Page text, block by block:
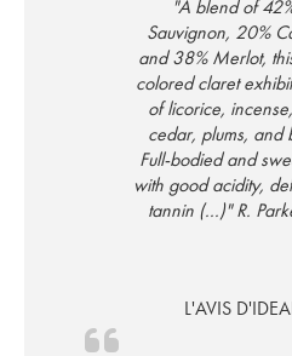
"A blend of
Sauvignon, 20%
and 38% Merlot,
colored claret
of licorice,
cedar, plums, and
Full-bodied and
with good acidity,
tannin (...)" R.
L'AVIS